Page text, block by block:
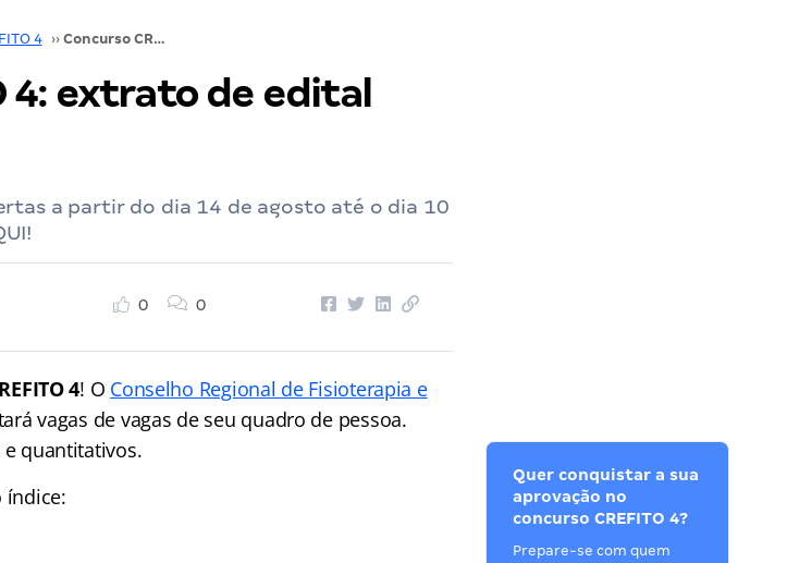
4 ›› Concurso CREFITO 4: extrato de edital publicado. Veja
4: extrato de edital
a partir do dia 14 de agosto até o dia 10
0 0
4! O Conselho Regional de Fisioterapia e
vagas de vagas de seu quadro de pessoa.
quantitativos.
índice:
Quer conquistar a sua
aprovação no
concurso CREFITO 4?
Prepare-se com quem